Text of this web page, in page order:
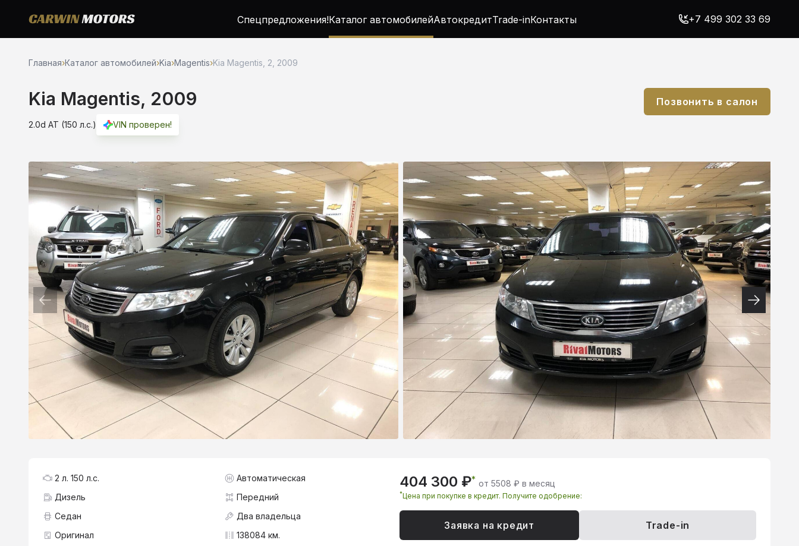
Спецпредложения!Каталог автомобилейАвтокредитTrade-inКонтакты +7 499 302 33 69
Главная›Каталог автомобилей›Kia›Magentis›Kia Magentis, 2, 2009
Kia Magentis, 2009
2.0d AT (150 л.с.) VIN проверен!
Позвонить в салон
404 300 ₽* от 5508 ₽ в месяц
*Цена при покупке в кредит. Получите одобрение:
Заявка на кредит Trade-in
2 л. 150 л.с.
Автоматическая
Дизель
Передний
Седан
Два владельца
Оригинал
138084 км.